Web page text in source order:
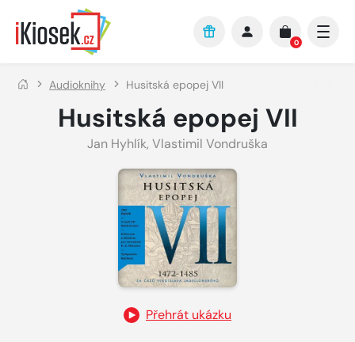
Přejít na hlavní obsah
0
Audioknihy Husitská epopej VII
Husitská epopej VII
Jan Hyhlík, Vlastimil Vondruška
Přehrát ukázku